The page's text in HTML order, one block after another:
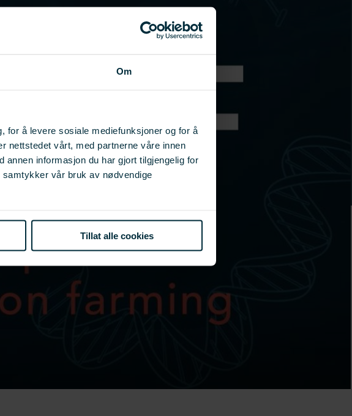
Om
for å levere sosiale mediefunksjoner og for å
nettstedet vårt, med partnerne våre innen
annen informasjon du har gjort tilgjengelig for
vår bruk av nødvendige
Tillat alle cookies